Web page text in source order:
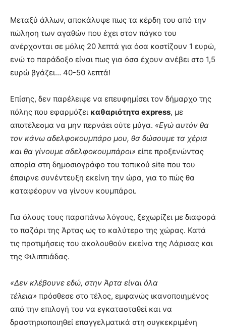
Μεταξύ άλλων, αποκάλυψε πως τα κέρδη του από την
πώληση των αγαθών που έχει στον πάγκο του
ανέρχονται σε μόλις 20 λεπτά για όσα κοστίζουν 1 ευρώ,
ενώ το παράδοξο είναι πως για όσα έχουν ανέβει στο 1,5
ευρώ βγάζει… 40-50 λεπτά!
Επίσης, δεν παρέλειψε να επευφημίσει τον δήμαρχο της
πόλης που εφαρμόζει καθαριότητα express, με
αποτέλεσμα να μην περνάει ούτε μύγα. «Εγώ αυτόν θα
τον κάνω αδελφοκουμπάρο μου, θα δώσουμε τα χέρια
και θα γίνουμε αδελφοκουμπάροι» είπε προξενώντας
απορία στη δημοσιογράφο του τοπικού site που του
έπαιρνε συνέντευξη εκείνη την ώρα, για το πώς θα
καταφέορυν να γίνουν κουμπάροι.
Για όλους τους παραπάνω λόγους, ξεχωρίζει με διαφορά
το παζάρι της Άρτας ως το καλύτερο της χώρας. Κατά
τις προτιμήσεις του ακολουθούν εκείνα της Λάρισας και
της Φιλιππιάδας.
«Δεν κλέβουνε εδώ, στην Άρτα είναι όλα
τέλεια» πρόσθεσε στο τέλος, εμφανώς ικανοποιημένος
από την επιλογή του να εγκατασταθεί και να
δραστηριοποιηθεί επαγγελματικά στη συγκεκριμένη